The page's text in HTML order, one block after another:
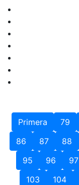
Primera 79
86
87 88
95
96 97
103
104